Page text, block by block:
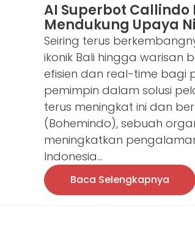
AI Superbot
Mendukung Upaya
Seiring terus
ikonik Bali hingga warisan
efisien dan real-time bagi
pemimpin dalam solusi
terus meningkat ini dan
(Bohemindo), sebuah
meningkatkan
Indonesia...
Baca Selengkapnya